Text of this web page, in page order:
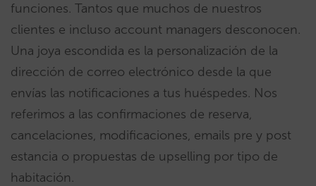
funciones. Tantos que muchos de nuestros
clientes e incluso account managers desconocen.
Una joya escondida es la personalización de la
dirección de correo electrónico desde la que
envías las notificaciones a tus huéspedes. Nos
referimos a las confirmaciones de reserva,
cancelaciones, modificaciones, emails pre y post
estancia o propuestas de upselling por tipo de
habitación.